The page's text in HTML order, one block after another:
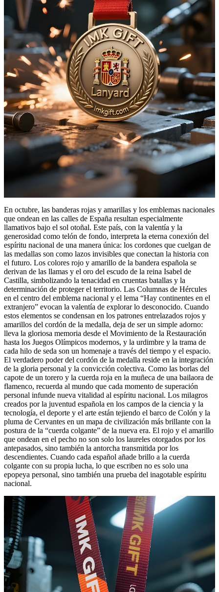
En octubre, las banderas rojas y amarillas y los emblemas nacionales
que ondean en las calles de España resultan especialmente
llamativos bajo el sol otoñal. Este país, con la valentía y la
generosidad como telón de fondo, interpreta la eterna conexión del
espíritu nacional de una manera única: los cordones que cuelgan de
las medallas son como lazos invisibles que conectan la historia con
el futuro. Los colores rojo y amarillo de la bandera española se
derivan de las llamas y el oro del escudo de la reina Isabel de
Castilla, simbolizando la tenacidad en cruentas batallas y la
determinación de proteger el territorio. Las Columnas de Hércules
en el centro del emblema nacional y el lema “Hay continentes en el
extranjero” evocan la valentía de explorar lo desconocido. Cuando
estos elementos se condensan en los patrones entrelazados rojos y
amarillos del cordón de la medalla, deja de ser un simple adorno:
lleva la gloriosa memoria desde el Movimiento de la Restauración
hasta los Juegos Olímpicos modernos, y la urdimbre y la trama de
cada hilo de seda son un homenaje a través del tiempo y el espacio.
El verdadero poder del cordón de la medalla reside en la integración
de la gloria personal y la convicción colectiva. Como las borlas del
capote de un torero y la cuerda roja en la muñeca de una bailaora de
flamenco, recuerda al mundo que cada momento de superación
personal infunde nueva vitalidad al espíritu nacional. Los milagros
creados por la juventud española en los campos de la ciencia y la
tecnología, el deporte y el arte están tejiendo el barco de Colón y la
pluma de Cervantes en un mapa de civilización más brillante con la
postura de la “cuerda colgante” de la nueva era. El rojo y el amarillo
que ondean en el pecho no son solo los laureles otorgados por los
antepasados, sino también la antorcha transmitida por los
descendientes. Cuando cada español añade brillo a la cuerda
colgante con su propia lucha, lo que escriben no es solo una
epopeya personal, sino también una prueba del inagotable espíritu
nacional.